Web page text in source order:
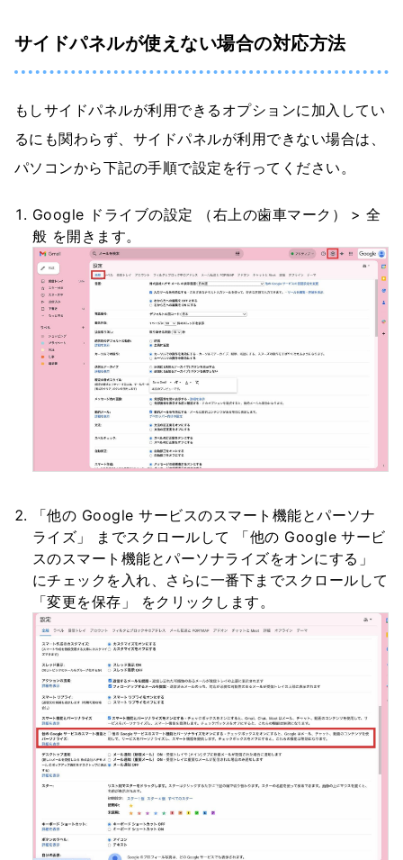
サイドパネルが使えない場合の対応方法
もしサイドパネルが利用できるオプションに加入してい
るにも関わらず、サイドパネルが利用できない場合は、
パソコンから下記の手順で設定を行ってください。
Google ドライブの設定 （右上の歯車マーク） > 全
般 を開きます。
「他の Google サービスのスマート機能とパーソナ
ライズ」 までスクロールして 「他の Google サービ
スのスマート機能とパーソナライズをオンにする」
にチェックを入れ、さらに一番下までスクロールして
「変更を保存」 をクリックします。